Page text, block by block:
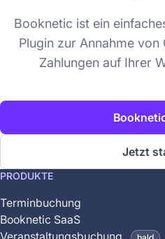
Booknetic ist ein
Plugin zur Annahme
Zahlungen auf Ihrer
Jetzt
This
is
coming
PRODUKTE
Terminbuchung
Booknetic SaaS
Veranstaltungsbuchung